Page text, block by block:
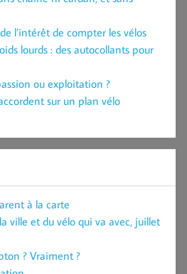
l’intérêt de compter les vélos
lourds : des autocollants pour
ou exploitation ?
sur un plan vélo
à la carte
ville et du vélo qui va avec, juillet
? Vraiment ?